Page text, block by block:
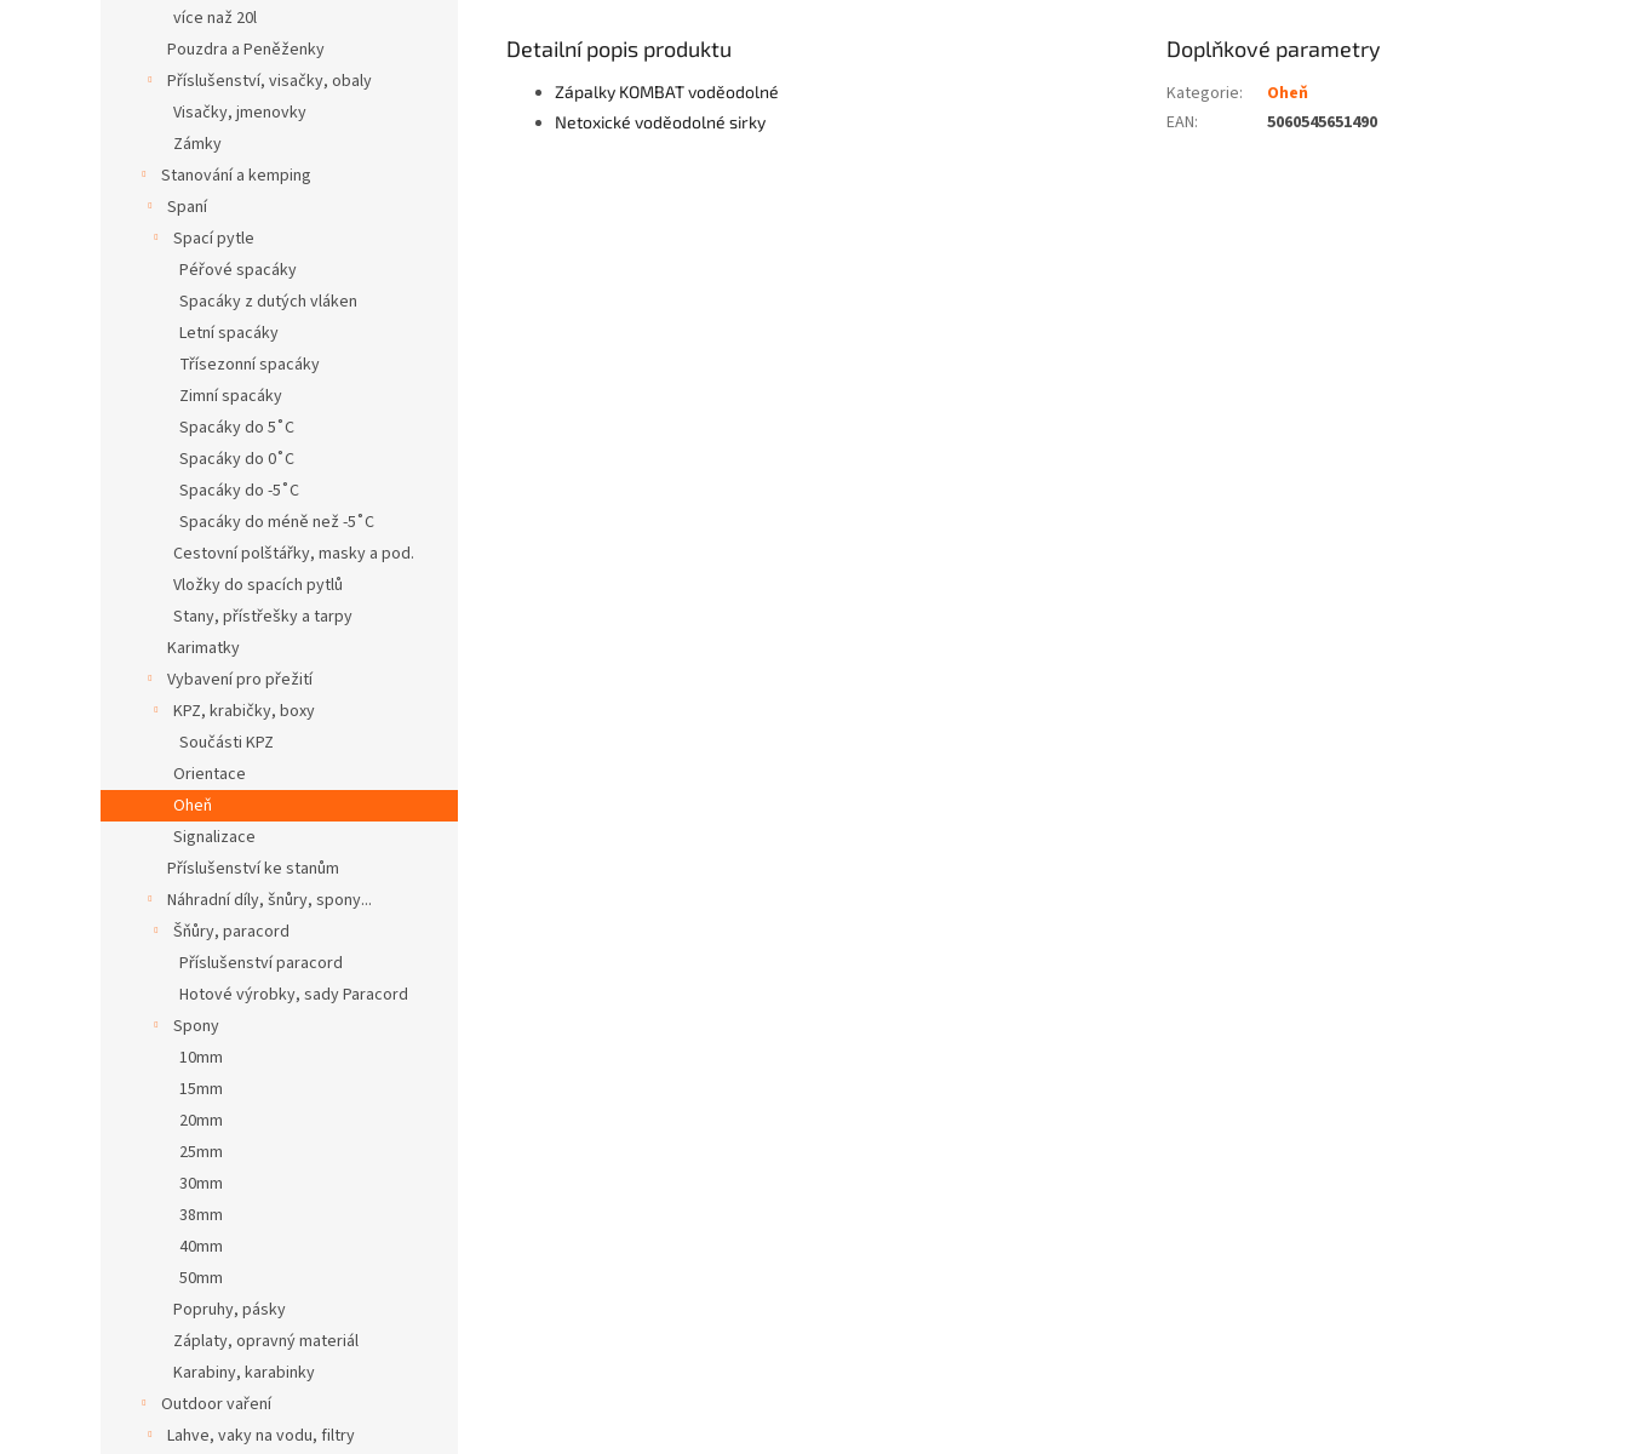
více naž 20l
Pouzdra a Peněženky
Příslušenství, visačky, obaly
Visačky, jmenovky
Zámky
Stanování a kemping
Spaní
Spací pytle
Péřové spacáky
Spacáky z dutých vláken
Letní spacáky
Třísezonní spacáky
Zimní spacáky
Spacáky do 5˚C
Spacáky do 0˚C
Spacáky do -5˚C
Spacáky do méně než -5˚C
Cestovní polštářky, masky a pod.
Vložky do spacích pytlů
Stany, přístřešky a tarpy
Karimatky
Vybavení pro přežití
KPZ, krabičky, boxy
Součásti KPZ
Orientace
Oheň
Signalizace
Příslušenství ke stanům
Náhradní díly, šnůry, spony...
Šňůry, paracord
Příslušenství paracord
Hotové výrobky, sady Paracord
Spony
10mm
15mm
20mm
25mm
30mm
38mm
40mm
50mm
Popruhy, pásky
Záplaty, opravný materiál
Karabiny, karabinky
Outdoor vaření
Lahve, vaky na vodu, filtry
Detailní popis produktu
Zápalky KOMBAT voděodolné
Netoxické voděodolné sirky
Doplňkové parametry
Kategorie:
Oheň
EAN: 5060545651490